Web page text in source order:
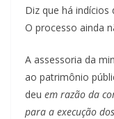
Diz que há indícios
O processo ainda
A assessoria da
ao patrimônio
deu em razão da
para a execução